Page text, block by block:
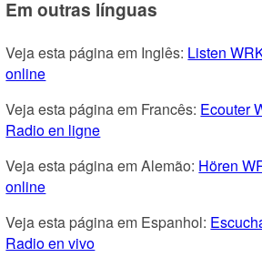
Em outras línguas
Veja esta página em Inglês: Listen
online
Veja esta página em Francês: Ecouter
Radio en ligne
Veja esta página em Alemão: Hören
online
Veja esta página em Espanhol:
Radio en vivo